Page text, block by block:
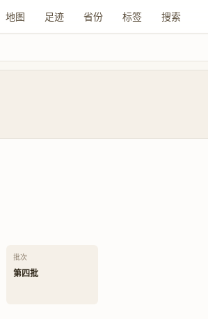
地图 足迹 省份 标签 搜索
批次
第四批